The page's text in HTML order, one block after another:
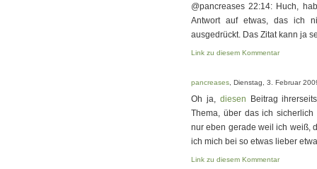
@pancreases 22:14: Huch,
Antwort auf etwas, das ich
ausgedrückt. Das Zitat kann ja
Link zu diesem Kommentar
pancreases , Dienstag, 3. Februar
Oh ja, diesen Beitrag
Thema, über das ich sicherlich
nur eben gerade weil ich weiß,
ich mich bei so etwas lieber
Link zu diesem Kommentar